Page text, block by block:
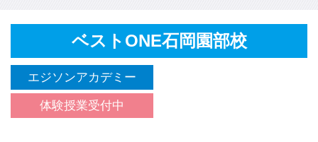
ベストONE石岡園部校
エジソンアカデミー
体験授業受付中